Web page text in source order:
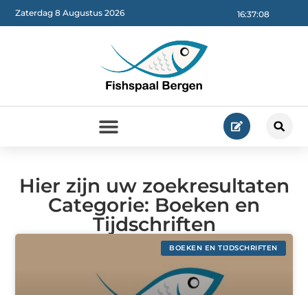
16:37:09
Zaterdag 8 Augustus 2026
Hier zijn uw zoekresultaten
Categorie: Boeken en
Tijdschriften
BOEKEN EN TIJDSCHRIFTEN